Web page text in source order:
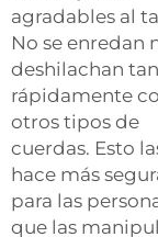
agradables al
No se enredan
deshilachan tan
rápidamente
otros tipos de
cuerdas. Esto
hace más
para las
que las